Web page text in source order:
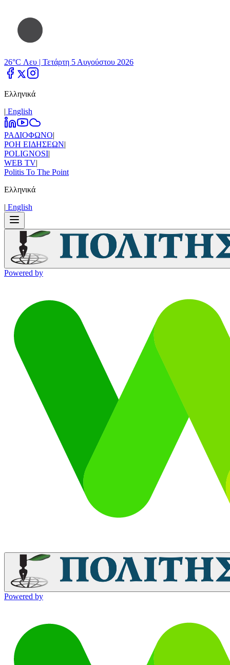
26°C Λευ | Τετάρτη 5 Αυγούστου 2026
Ελληνικά
| Εnglish
ΡΑΔΙΟΦΩΝΟ|
ΡΟΗ ΕΙΔΗΣΕΩΝ|
POLIGNOSI|
WEB TV|
Politis To The Point
Ελληνικά
| Εnglish
Powered by
Powered by